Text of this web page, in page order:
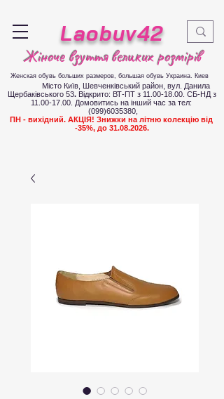
Laobuv42
Жіноче взуття великих розмірів
Женская обувь больших размеров, большая обувь Украина. Киев
Місто Київ, Шевченківський район, вул. Данила
Щербаківського 53. Відкрито: ВТ-ПТ з 11.00-18.00 . СБ-НД з
11.00-17.00. Домовитись на інший час за тел:
(099)6035380
ПН - вихідний. АКЦІЯ! Знижки на літню колекцію від
-35%, до 31.08.2026.